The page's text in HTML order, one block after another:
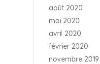
août 2020
mai 2020
avril 2020
février 2020
novembre 2019